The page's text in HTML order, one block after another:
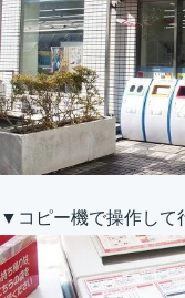
▼コピー機で操作して